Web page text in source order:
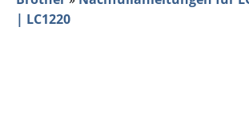
| LC1220